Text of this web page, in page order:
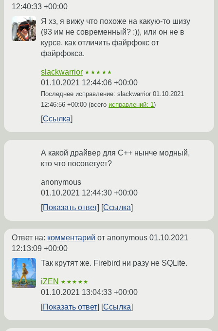
12:40:33 +00:00
Я хз, я вижу что похоже на какую-то шизу
(93 им не современный? :)), или он не в
курсе, как отличить файрфокс от
файрфокса.
slackwarrior ★★★★★
01.10.2021 12:44:06 +00:00
Последнее исправление: slackwarrior 01.10.2021
12:46:56 +00:00 (всего исправлений: 1)
Ссылка
А какой драйвер для C++ нынче модный,
кто что посоветует?
anonymous
01.10.2021 12:44:30 +00:00
Показать ответ
Ссылка
Ответ на: комментарий от anonymous 01.10.2021
12:13:09 +00:00
Так крутят же. Firebird ни разу не SQLite.
iZEN ★★★★★
01.10.2021 13:04:33 +00:00
Показать ответ
Ссылка